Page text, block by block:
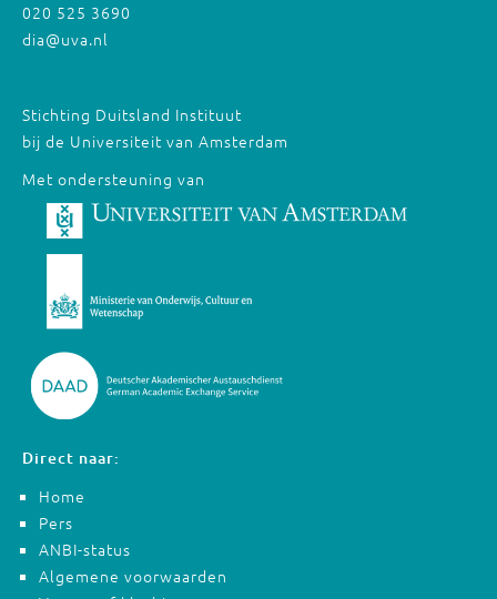
020 525 3690
dia@uva.nl
Stichting Duitsland Instituut
bij de Universiteit van Amsterdam
Met ondersteuning van
Direct naar:
Home
Pers
ANBI-status
Algemene voorwaarden